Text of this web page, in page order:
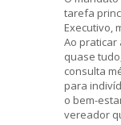
tarefa
Executivo,
Ao praticar
quase
consulta
para
o bem-
vereador